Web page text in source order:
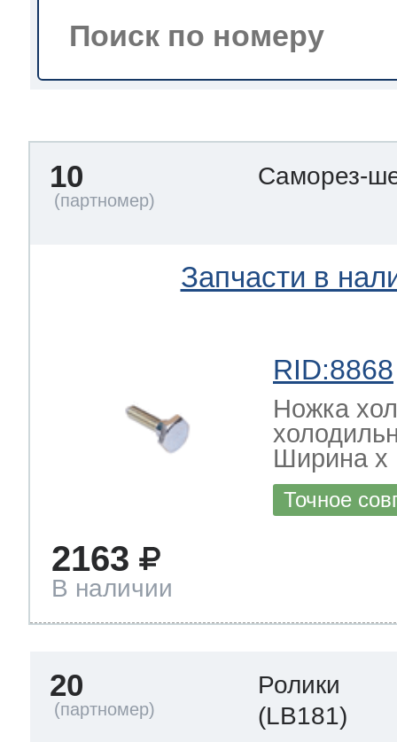
по уходу
10 Саморез-
Запчасти в
RID:8868
Ножка
Ширина х
Точное
2163
В наличии
20
Ролики
(LB181)